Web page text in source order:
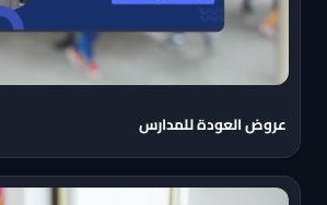
عروض العودة للمدارس